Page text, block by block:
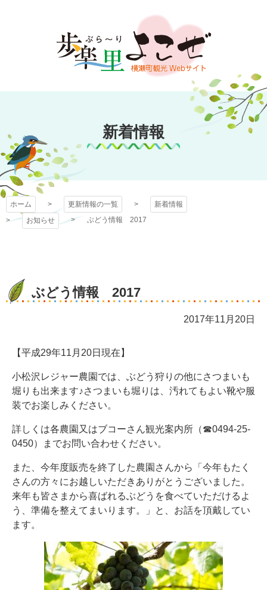
文
キ
プ
歩楽～里（ぶら～
り）よこぜ
新着情報
ホーム 更新情報の一覧
新着情報
お知らせ
ぶどう情報 2017
ぶどう情報 2017
2017年11月20日
【平成29年11月20日現在】
小松沢レジャー農園では、ぶどう狩りの他にさつまいも
堀りも出来ます♪さつまいも堀りは、汚れてもよい靴や服
装でお楽しみください。
詳しくは各農園又はブコーさん観光案内所（☎0494-25-
0450）までお問い合わせください。
また、今年度販売を終了した農園さんから「今年もたく
さんの方々にお越しいただきありがとうございました。
来年も皆さまから喜ばれるぶどうを食べていただけるよ
う、準備を整えてまいります。」と、お話を頂戴してい
ます。